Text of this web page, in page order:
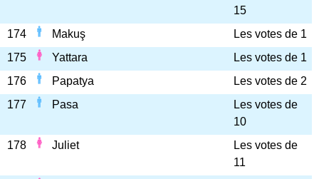
15
174
Makuş
Les votes de 1
175
Yattara
Les votes de 1
176
Papatya
Les votes de 2
177
Pasa
Les votes de
10
178
Juliet
Les votes de
11